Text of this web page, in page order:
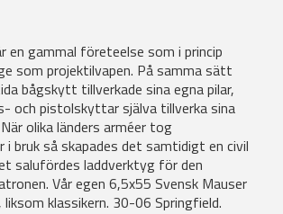
en gammal företeelse som i princip
som projektilvapen. På samma sätt
bågskytt tillverkade sina egna pilar,
och pistolskyttar själva tillverka sina
olika länders arméer tog
i bruk så skapades det samtidigt en civil
salufördes laddverktyg för den
Vår egen 6,5x55 Svensk Mauser
klassikern. 30-06 Springfield.